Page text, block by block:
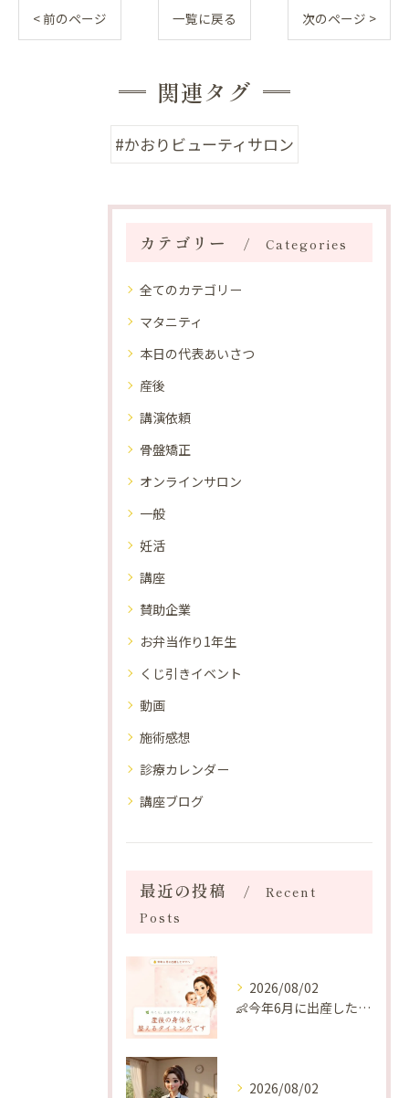
< 前のページ 一覧に戻る 次のページ >
関連タグ
#かおりビューティサロン
カテゴリー Categories
全てのカテゴリー
マタニティ
本日の代表あいさつ
産後
講演依頼
骨盤矯正
オンラインサロン
一般
妊活
講座
賛助企業
お弁当作り1年生
くじ引きイベント
動画
施術感想
診療カレンダー
講座ブログ
最近の投稿
Recent
Posts
2026/08/02
👶今年6月に出産したママへ♡
2026/08/02